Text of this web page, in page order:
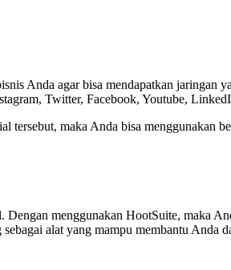
Anda agar bisa mendapatkan
Twitter, Facebook, Youtube,
tersebut, maka Anda bisa menggunakan
menggunakan HootSuite, maka
alat yang mampu membantu Anda